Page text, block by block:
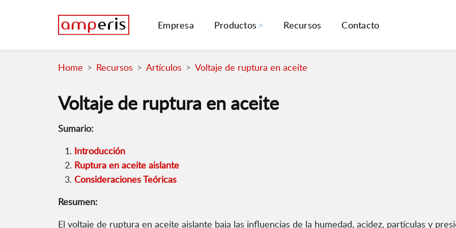
Empresa Productos Recursos Contacto
Home Recursos Artículos Voltaje de ruptura en aceite
Voltaje de ruptura en aceite
Sumario:
Introducción
Ruptura en aceite aislante
Consideraciones Teóricas
Resumen:
El voltaje de ruptura en aceite aislante baja las influencias de la humedad, acidez, partículas y